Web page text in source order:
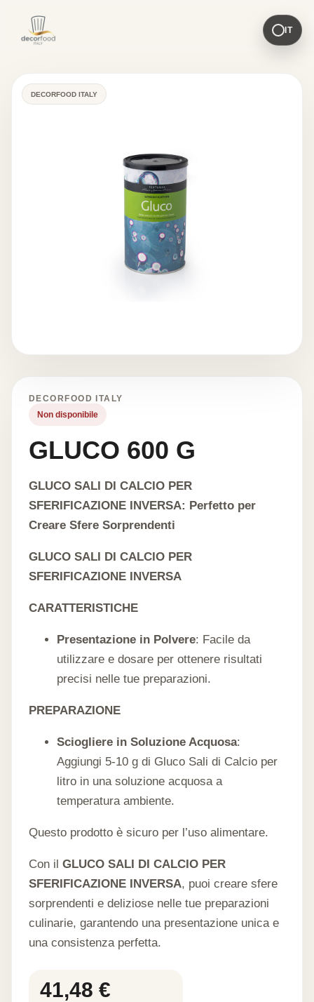
IT
DECORFOOD ITALY
DECORFOOD ITALY
Non disponibile
GLUCO 600 G
GLUCO SALI DI CALCIO PER
SFERIFICAZIONE INVERSA: Perfetto per
Creare Sfere Sorprendenti
GLUCO SALI DI CALCIO PER
SFERIFICAZIONE INVERSA
CARATTERISTICHE
Presentazione in Polvere: Facile da
utilizzare e dosare per ottenere risultati
precisi nelle tue preparazioni.
PREPARAZIONE
Sciogliere in Soluzione Acquosa:
Aggiungi 5-10 g di Gluco Sali di Calcio per
litro in una soluzione acquosa a
temperatura ambiente.
Questo prodotto è sicuro per l’uso alimentare.
Con il GLUCO SALI DI CALCIO PER
SFERIFICAZIONE INVERSA, puoi creare sfere
sorprendenti e deliziose nelle tue preparazioni
culinarie, garantendo una presentazione unica e
una consistenza perfetta.
41,48 €